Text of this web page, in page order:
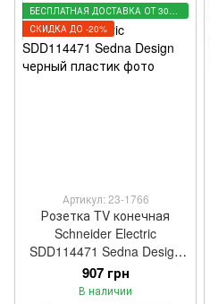
БЕСПЛАТНАЯ ДОСТАВКА ОТ 3000 ГРН
СКИДКА ДО -20%
Артикул: 23-1766
Розетка TV конечная
Schneider Electric
SDD114471 Sedna Design
черный пластик
907 грн
В наличии